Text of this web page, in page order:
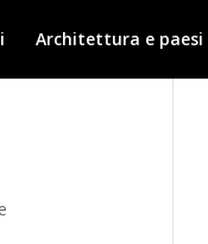
Architettura e paesi